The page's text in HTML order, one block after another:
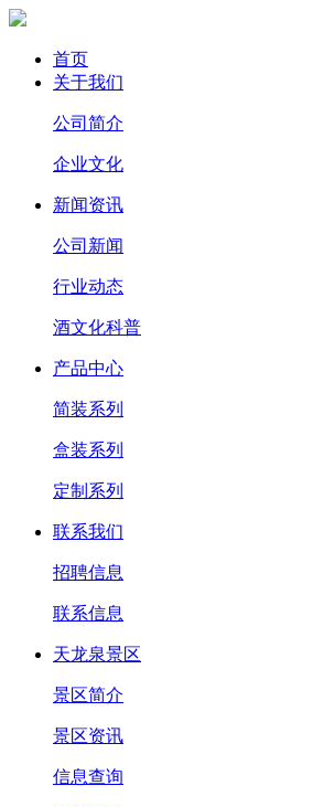
首页
关于我们
公司简介
企业文化
新闻资讯
公司新闻
行业动态
酒文化科普
产品中心
简装系列
盒装系列
定制系列
联系我们
招聘信息
联系信息
天龙泉景区
景区简介
景区资讯
信息查询